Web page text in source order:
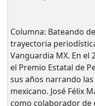
Columna: Bateando
trayectoria
Vanguardia MX. En el
el Premio Estatal de
sus años narrando
mexicano. José Félix
como colaborador de